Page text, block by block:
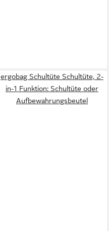
ergobag Schultüte Schultüte, 2-
in-1 Funktion: Schultüte oder
Aufbewahrungsbeutel